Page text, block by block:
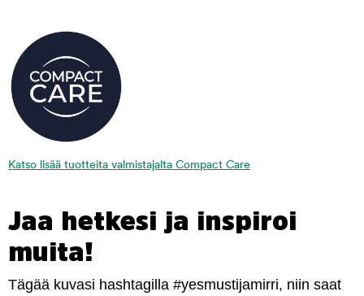
Katso lisää tuotteita valmistajalta Compact Care
Jaa hetkesi ja inspiroi
muita!
Tägää kuvasi hashtagilla #yesmustijamirri, niin saat